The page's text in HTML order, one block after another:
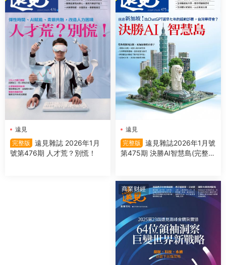
遠見
完整版
遠見雜誌 2026年1月
號第476期 人才荒？別慌！
遠見
完整版
遠見雜誌2026年1月號
第475期 決勝AI智慧島(完整
商業财經